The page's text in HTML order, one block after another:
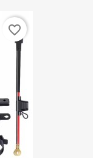
favorite_border